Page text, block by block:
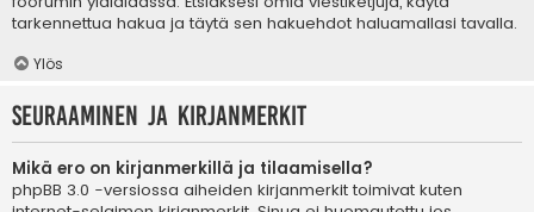
tarkennettua hakua ja täytä sen hakuehdot haluamallasi tavalla.
Ylös
Seuraaminen ja kirjanmerkit
Mikä ero on kirjanmerkillä ja tilaamisella?
phpBB 3.0 -versiossa aiheiden kirjanmerkit toimivat kuten